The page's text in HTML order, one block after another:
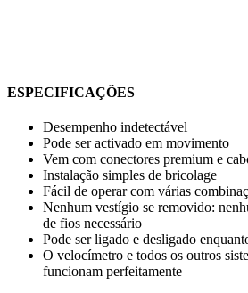
ESPECIFICAÇÕES
Desempenho indetectável
Pode ser activado em movimento
Vem com conectores premium e
Instalação simples de bricolage
Fácil de operar com várias
Nenhum vestígio se removido:
de fios necessário
Pode ser ligado e desligado
O velocímetro e todos os outros
funcionam perfeitamente